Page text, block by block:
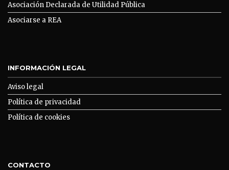
Asociación Declarada de Utilidad Pública
Asociarse a REA
INFORMACIÓN LEGAL
Aviso legal
Política de privacidad
Política de cookies
CONTACTO